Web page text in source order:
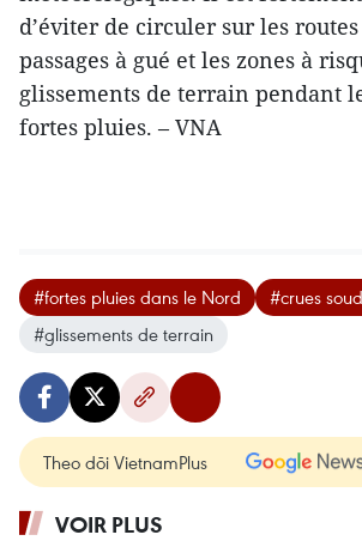
d’éviter de circuler sur les
passages à gué et les zones à
glissements de terrain pendant
fortes pluies. – VNA
#fortes pluies dans le Nord
#crues
#glissements de terrain
Theo dõi VietnamPlus
VOIR PLUS